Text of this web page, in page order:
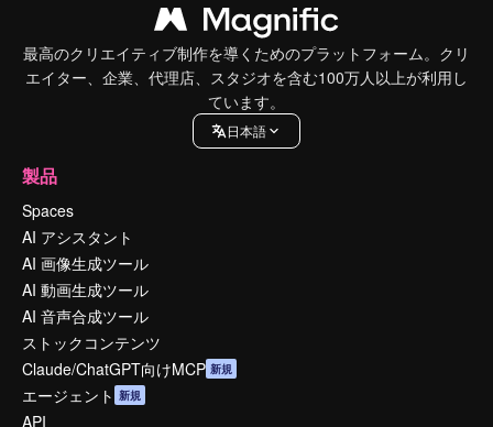
最高のクリエイティブ制作を導くためのプラットフォーム。クリ
エイター、企業、代理店、スタジオを含む100万人以上が利用し
ています。
日本語
製品
Spaces
AI アシスタント
AI 画像生成ツール
AI 動画生成ツール
AI 音声合成ツール
ストックコンテンツ
Claude/ChatGPT向けMCP 新規
エージェント 新規
API